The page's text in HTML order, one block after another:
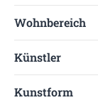
Wohnbereich
Künstler
Kunstform